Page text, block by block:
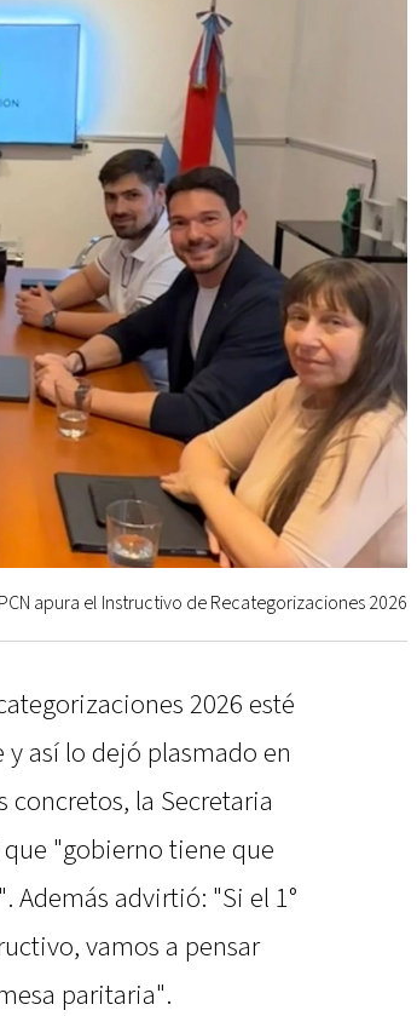
apura el Instructivo de Recategorizaciones 2026
2026 esté
así lo dejó plasmado en
concretos, la Secretaria
"gobierno tiene que
advirtió: "Si el 1°
vamos a pensar
paritaria".